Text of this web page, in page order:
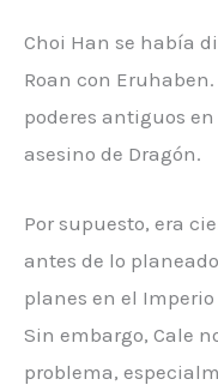
Choi Han se había
Roan con
poderes antiguos
asesino de Dragón.
Por supuesto, era
antes de lo
planes en el
Sin embargo, Cale
problema,